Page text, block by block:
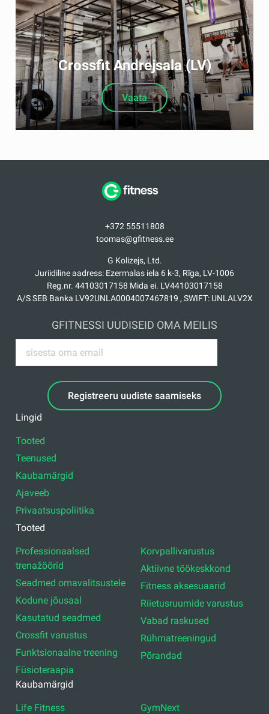
Crossfit Andrejsala (LV)
Vaata
+372 55511808
toomas@gfitness.ee
G Kolizejs, Ltd.
Juriidiline aadress: Ezermalas iela 6 k-3, Rīga, LV-1006
Reg.nr. 44103017158 Mida ei. LV44103017158
A/S SEB Banka LV92UNLA0004007467819 , SWIFT: UNLALV2X
GFITNESSI UUDISEID OMA MEILIS
Registreeru uudiste saamiseks
Lingid
Tooted
Teenused
Kaubamärgid
Ajaveeb
Privaatsuspoliitika
Tooted
Professionaalsed
trenažöörid
Seadmed omavalitsustele
Kodune jõusaal
Kasutatud seadmed
Crossfit varustus
Funktsionaalne treening
Füsioteraapia
Korvpallivarustus
Aktiivne töökeskkond
Fitness aksesuaarid
Riietusruumide varustus
Vabad raskused
Rühmatreeningud
Põrandad
Kaubamärgid
Life Fitness
GymNext